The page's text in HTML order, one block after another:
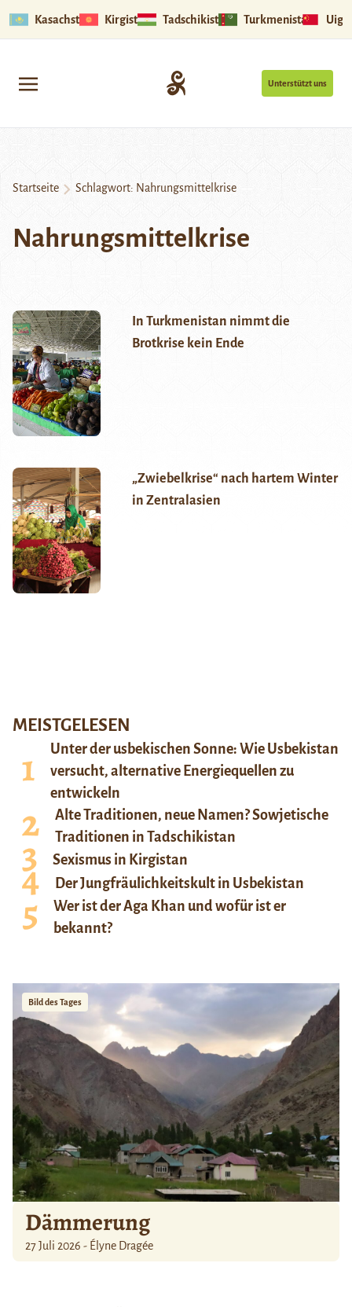
Kasachstan Kirgistan Tadschikistan Turkmenistan
Unterstützt uns
Startseite Schlagwort: Nahrungsmittelkrise
Nahrungsmittelkrise
In Turkmenistan nimmt die
Brotkrise kein Ende
„Zwiebelkrise“ nach hartem Winter
in Zentralasien
MEISTGELESEN
Unter der usbekischen Sonne: Wie Usbekistan
versucht, alternative Energiequellen zu
entwickeln
Alte Traditionen, neue Namen? Sowjetische
Traditionen in Tadschikistan
Sexismus in Kirgistan
Der Jungfräulichkeitskult in Usbekistan
Wer ist der Aga Khan und wofür ist er
bekannt?
Bild des Tages
Dämmerung
27 Juli 2026 - Élyne Dragée